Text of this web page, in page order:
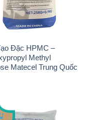
Đặc HPMC –
Methyl
Matecel Trung Quốc